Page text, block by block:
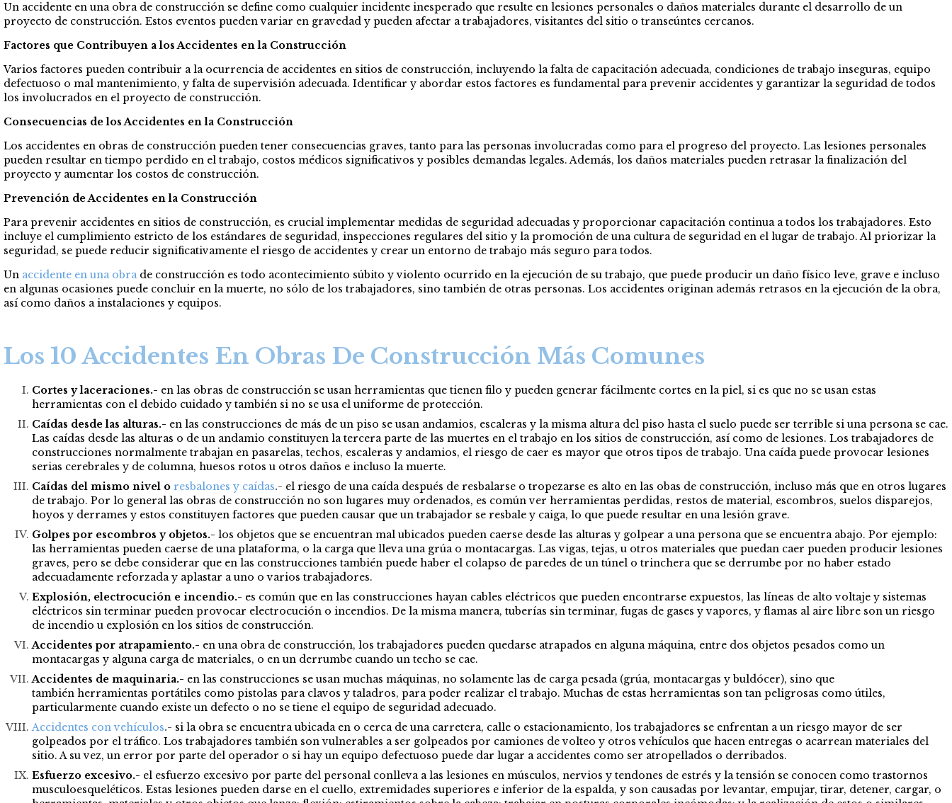
Un accidente en una obra de construcción se define como cualquier incidente inesperado que resulte en lesiones personales o daños materiales durante el desarrollo de un
proyecto de construcción. Estos eventos pueden variar en gravedad y pueden afectar a trabajadores, visitantes del sitio o transeúntes cercanos.
Factores que Contribuyen a los Accidentes en la Construcción
Varios factores pueden contribuir a la ocurrencia de accidentes en sitios de construcción, incluyendo la falta de capacitación adecuada, condiciones de trabajo inseguras, equipo
defectuoso o mal mantenimiento, y falta de supervisión adecuada. Identificar y abordar estos factores es fundamental para prevenir accidentes y garantizar la seguridad de todos
los involucrados en el proyecto de construcción.
Consecuencias de los Accidentes en la Construcción
Los accidentes en obras de construcción pueden tener consecuencias graves, tanto para las personas involucradas como para el progreso del proyecto. Las lesiones personales
pueden resultar en tiempo perdido en el trabajo, costos médicos significativos y posibles demandas legales. Además, los daños materiales pueden retrasar la finalización del
proyecto y aumentar los costos de construcción.
Prevención de Accidentes en la Construcción
Para prevenir accidentes en sitios de construcción, es crucial implementar medidas de seguridad adecuadas y proporcionar capacitación continua a todos los trabajadores. Esto
incluye el cumplimiento estricto de los estándares de seguridad, inspecciones regulares del sitio y la promoción de una cultura de seguridad en el lugar de trabajo. Al priorizar la
seguridad, se puede reducir significativamente el riesgo de accidentes y crear un entorno de trabajo más seguro para todos.
Un accidente en una obra de construcción es todo acontecimiento súbito y violento ocurrido en la ejecución de su trabajo, que puede producir un daño físico leve, grave e incluso
en algunas ocasiones puede concluir en la muerte, no sólo de los trabajadores, sino también de otras personas. Los accidentes originan además retrasos en la ejecución de la obra,
así como daños a instalaciones y equipos.
Los 10 Accidentes En Obras De Construcción Más Comunes
Cortes y laceraciones.- en las obras de construcción se usan herramientas que tienen filo y pueden generar fácilmente cortes en la piel, si es que no se usan estas
herramientas con el debido cuidado y también si no se usa el uniforme de protección.
Caídas desde las alturas.- en las construcciones de más de un piso se usan andamios, escaleras y la misma altura del piso hasta el suelo puede ser terrible si una persona se cae.
Las caídas desde las alturas o de un andamio constituyen la tercera parte de las muertes en el trabajo en los sitios de construcción, así como de lesiones. Los trabajadores de
construcciones normalmente trabajan en pasarelas, techos, escaleras y andamios, el riesgo de caer es mayor que otros tipos de trabajo. Una caída puede provocar lesiones
serias cerebrales y de columna, huesos rotos u otros daños e incluso la muerte.
Caídas del mismo nivel o resbalones y caídas.- el riesgo de una caída después de resbalarse o tropezarse es alto en las obas de construcción, incluso más que en otros lugares
de trabajo. Por lo general las obras de construcción no son lugares muy ordenados, es común ver herramientas perdidas, restos de material, escombros, suelos disparejos,
hoyos y derrames y estos constituyen factores que pueden causar que un trabajador se resbale y caiga, lo que puede resultar en una lesión grave.
Golpes por escombros y objetos.- los objetos que se encuentran mal ubicados pueden caerse desde las alturas y golpear a una persona que se encuentra abajo. Por ejemplo:
las herramientas pueden caerse de una plataforma, o la carga que lleva una grúa o montacargas. Las vigas, tejas, u otros materiales que puedan caer pueden producir lesiones
graves, pero se debe considerar que en las construcciones también puede haber el colapso de paredes de un túnel o trinchera que se derrumbe por no haber estado
adecuadamente reforzada y aplastar a uno o varios trabajadores.
Explosión, electrocución e incendio.- es común que en las construcciones hayan cables eléctricos que pueden encontrarse expuestos, las líneas de alto voltaje y sistemas
eléctricos sin terminar pueden provocar electrocución o incendios. De la misma manera, tuberías sin terminar, fugas de gases y vapores, y flamas al aire libre son un riesgo
de incendio u explosión en los sitios de construcción.
Accidentes por atrapamiento.- en una obra de construcción, los trabajadores pueden quedarse atrapados en alguna máquina, entre dos objetos pesados como un
montacargas y alguna carga de materiales, o en un derrumbe cuando un techo se cae.
Accidentes de maquinaria.- en las construcciones se usan muchas máquinas, no solamente las de carga pesada (grúa, montacargas y buldócer), sino que
también herramientas portátiles como pistolas para clavos y taladros, para poder realizar el trabajo. Muchas de estas herramientas son tan peligrosas como útiles,
particularmente cuando existe un defecto o no se tiene el equipo de seguridad adecuado.
Accidentes con vehículos.- si la obra se encuentra ubicada en o cerca de una carretera, calle o estacionamiento, los trabajadores se enfrentan a un riesgo mayor de ser
golpeados por el tráfico. Los trabajadores también son vulnerables a ser golpeados por camiones de volteo y otros vehículos que hacen entregas o acarrean materiales del
sitio. A su vez, un error por parte del operador o si hay un equipo defectuoso puede dar lugar a accidentes como ser atropellados o derribados.
Esfuerzo excesivo.- el esfuerzo excesivo por parte del personal conlleva a las lesiones en músculos, nervios y tendones de estrés y la tensión se conocen como trastornos
musculoesqueléticos. Estas lesiones pueden darse en el cuello, extremidades superiores e inferior de la espalda, y son causadas por levantar, empujar, tirar, detener, cargar, o